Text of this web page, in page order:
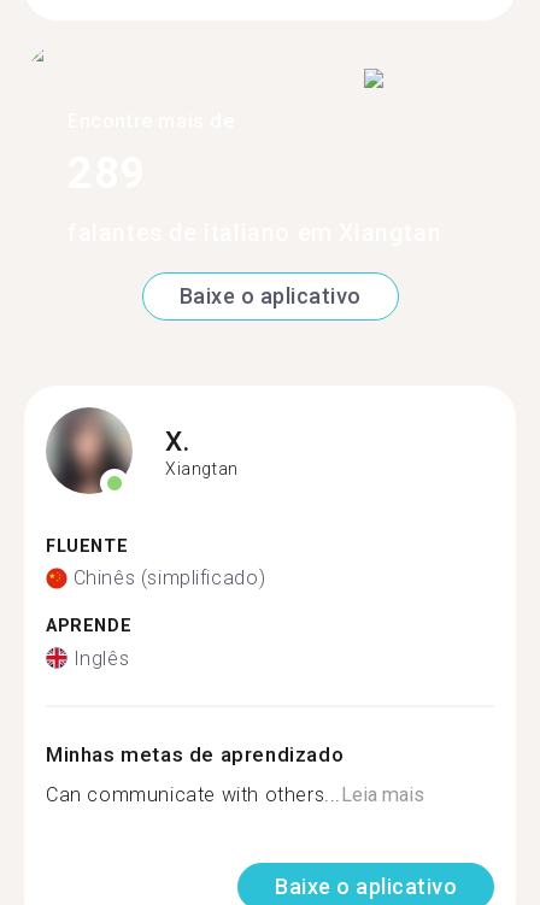
Baixe o aplicativo
X.
Xiangtan
FLUENTE
Chinês (simplificado)
APRENDE
Inglês
Minhas metas de aprendizado
Can communicate with others... Leia mais
Baixe o aplicativo